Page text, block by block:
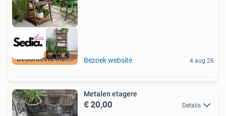
Beoordeeld met 9+ Bezoek website 4 aug 26
Metalen etagere
€ 20,00 Details